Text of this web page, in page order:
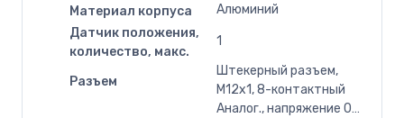
Материал корпуса
Алюминий
Датчик положения,
количество, макс.
1
Разъем
Штекерный разъем,
M12x1, 8-контактный
Аналог., напряжение 0…